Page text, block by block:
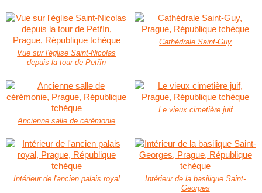
Vue sur l'église Saint-Nicolas
depuis la tour de Petřín
Cathédrale Saint-Guy
Ancienne salle de cérémonie
Le vieux cimetière juif
Intérieur de l'ancien palais royal
Intérieur de la basilique Saint-
Georges